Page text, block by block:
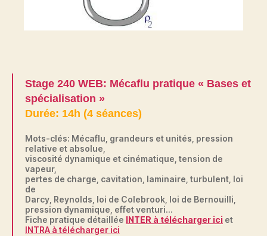
Stage 240 WEB: Mécaflu pratique « Bases et
spécialisation »
Durée: 14h (4 séances)
Mots-clés: Mécaflu, grandeurs et unités, pression
relative et absolue,
viscosité dynamique et cinématique, tension de
vapeur,
pertes de charge, cavitation, laminaire, turbulent, loi
de
Darcy, Reynolds, loi de Colebrook, loi de Bernouilli,
pression dynamique, effet venturi…
Fiche pratique détaillée INTER à télécharger ici et
INTRA à télécharger ici